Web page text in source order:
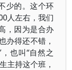
少的。这个环
人左右，我们
，因为是合办
办得还不错，
也叫“自然之
主持这个班，